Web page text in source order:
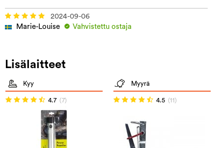
2024-09-06
Marie-Louise
Vahvistettu ostaja
Lisälaitteet
Kyy
4.7 (7)
Myyrä
4.5 (11)